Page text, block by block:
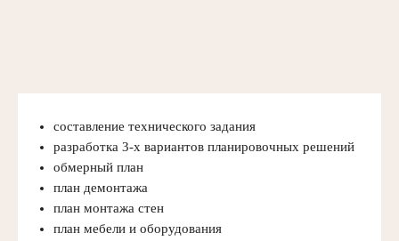
составление технического задания
разработка 3-х вариантов планировочных решений
обмерный план
план демонтажа
план монтажа стен
план мебели и оборудования